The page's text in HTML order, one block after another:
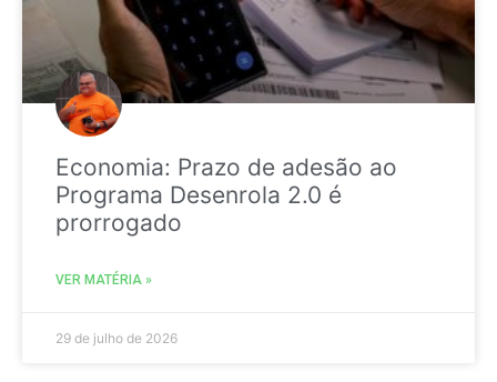
Economia: Prazo de adesão ao
Programa Desenrola 2.0 é
prorrogado
VER MATÉRIA »
29 de julho de 2026